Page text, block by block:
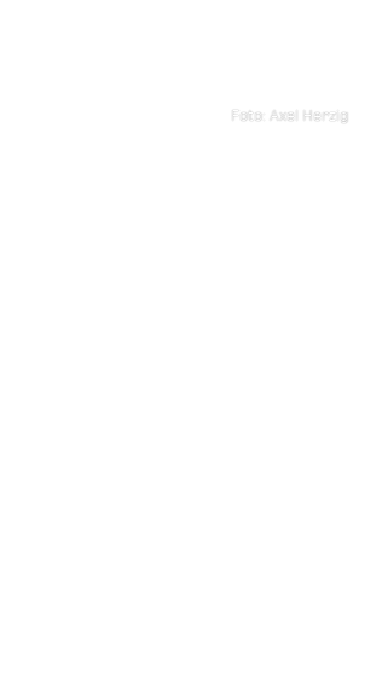
Foto: Axel Herzig